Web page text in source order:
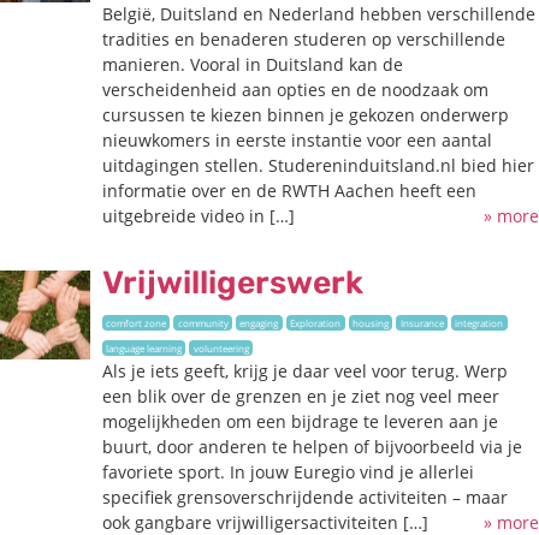
België, Duitsland en Nederland hebben verschillende
tradities en benaderen studeren op verschillende
manieren. Vooral in Duitsland kan de
verscheidenheid aan opties en de noodzaak om
cursussen te kiezen binnen je gekozen onderwerp
nieuwkomers in eerste instantie voor een aantal
uitdagingen stellen. Studereninduitsland.nl bied hier
informatie over en de RWTH Aachen heeft een
uitgebreide video in […]
» more
Vrijwilligerswerk
comfort zone community engaging Exploration housing Insurance
integration
language learning
volunteering
Als je iets geeft, krijg je daar veel voor terug. Werp
een blik over de grenzen en je ziet nog veel meer
mogelijkheden om een bijdrage te leveren aan je
buurt, door anderen te helpen of bijvoorbeeld via je
favoriete sport. In jouw Euregio vind je allerlei
specifiek grensoverschrijdende activiteiten – maar
ook gangbare vrijwilligersactiviteiten […]
» more